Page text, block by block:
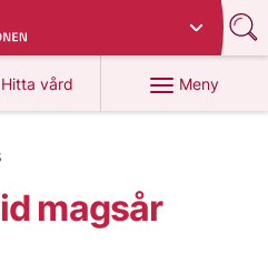
Hitta vård
på 1177.se
Meny
magsår